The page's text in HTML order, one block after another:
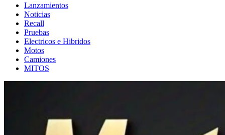
Lanzamientos
Noticias
Recall
Pruebas
Electricos e Hibridos
Motos
Camiones
MITOS